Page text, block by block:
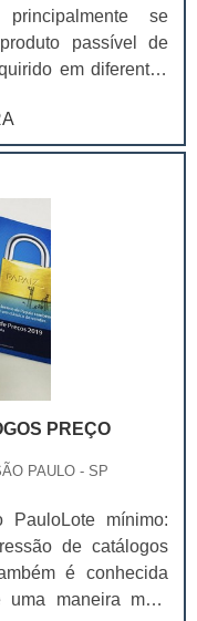
se
passível de
em diferentes
e nichos, dentre os
Alimentos;
, 350 gr e 400 gr
PREÇO
PAULO - SP
PauloLote mínimo:
de catálogos
é conhecida
maneira mais